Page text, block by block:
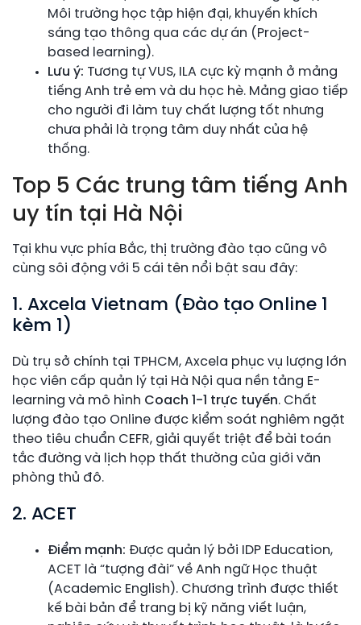
Môi trường học tập hiện đại, khuyến khích
sáng tạo thông qua các dự án (Project-
based learning).
Lưu ý: Tương tự VUS, ILA cực kỳ mạnh ở mảng
tiếng Anh trẻ em và du học hè. Mảng giao tiếp
cho người đi làm tuy chất lượng tốt nhưng
chưa phải là trọng tâm duy nhất của hệ
thống.
Top 5 Các trung tâm tiếng Anh
uy tín tại Hà Nội
Tại khu vực phía Bắc, thị trường đào tạo cũng vô
cùng sôi động với 5 cái tên nổi bật sau đây:
1. Axcela Vietnam (Đào tạo Online 1
kèm 1)
Dù trụ sở chính tại TPHCM, Axcela phục vụ lượng lớn
học viên cấp quản lý tại Hà Nội qua nền tảng E-
learning và mô hình Coach 1-1 trực tuyến. Chất
lượng đào tạo Online được kiểm soát nghiêm ngặt
theo tiêu chuẩn CEFR, giải quyết triệt để bài toán
tắc đường và lịch họp thất thường của giới văn
phòng thủ đô.
2. ACET
Điểm mạnh: Được quản lý bởi IDP Education,
ACET là “tượng đài” về Anh ngữ Học thuật
(Academic English). Chương trình được thiết
kế bài bản để trang bị kỹ năng viết luận,